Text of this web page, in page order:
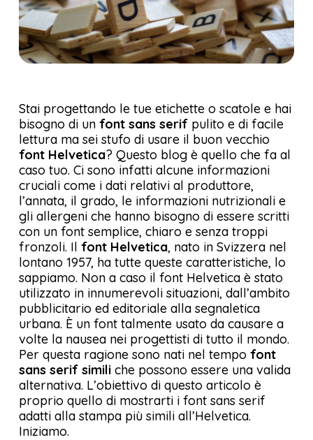
Stai progettando le tue etichette o scatole e hai
bisogno di un font sans serif pulito e di facile
lettura ma sei stufo di usare il buon vecchio
font Helvetica? Questo blog è quello che fa al
caso tuo. Ci sono infatti alcune informazioni
cruciali come i dati relativi al produttore,
l’annata, il grado, le informazioni nutrizionali e
gli allergeni che hanno bisogno di essere scritti
con un font semplice, chiaro e senza troppi
fronzoli. Il font Helvetica, nato in Svizzera nel
lontano 1957, ha tutte queste caratteristiche, lo
sappiamo. Non a caso il font Helvetica è stato
utilizzato in innumerevoli situazioni, dall’ambito
pubblicitario ed editoriale alla segnaletica
urbana. È un font talmente usato da causare a
volte la nausea nei progettisti di tutto il mondo.
Per questa ragione sono nati nel tempo font
sans serif simili che possono essere una valida
alternativa. L’obiettivo di questo articolo è
proprio quello di mostrarti i font sans serif
adatti alla stampa più simili all’Helvetica.
Iniziamo.